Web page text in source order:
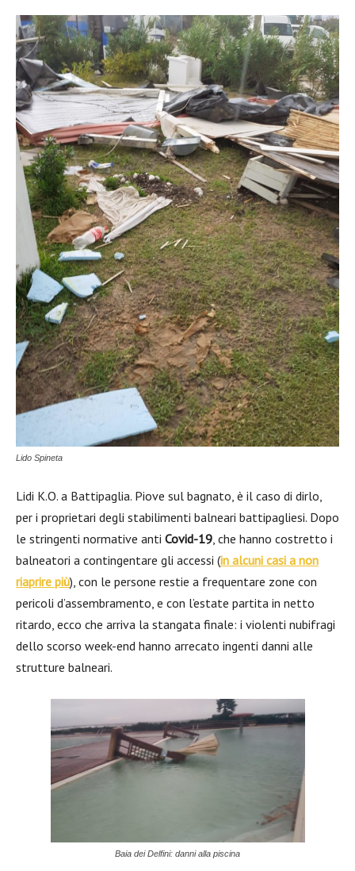
Lido Spineta
Lidi K.O. a Battipaglia. Piove sul bagnato, è il caso di dirlo,
per i proprietari degli stabilimenti balneari battipagliesi. Dopo
le stringenti normative anti Covid-19, che hanno costretto i
balneatori a contingentare gli accessi (in alcuni casi a non
riaprire più), con le persone restie a frequentare zone con
pericoli d’assembramento, e con l’estate partita in netto
ritardo, ecco che arriva la stangata finale: i violenti nubifragi
dello scorso week-end hanno arrecato ingenti danni alle
strutture balneari.
Baia dei Delfini: danni alla piscina